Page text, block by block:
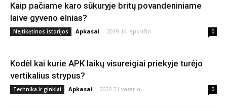
Kaip pačiame karo sūkuryje britų povandeniniame
laive gyveno elnias?
Neįtikėtinos istorijos Apkasai - 2019 14 lapkričio 0
Kodėl kai kurie APK laikų visureigiai priekyje turėjo
vertikalius strypus?
Technika ir ginklai Apkasai - 2020 21 vasario 0